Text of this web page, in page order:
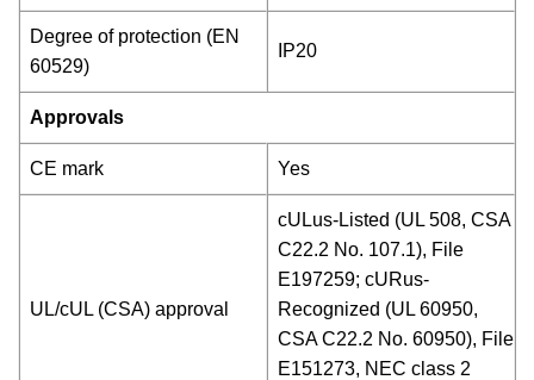
Degree of protection (EN
60529)
IP20
Approvals
CE mark Yes
UL/cUL (CSA) approval
cULus-Listed (UL 508, CSA
C22.2 No. 107.1), File
E197259; cURus-
Recognized (UL 60950,
CSA C22.2 No. 60950), File
E151273, NEC class 2